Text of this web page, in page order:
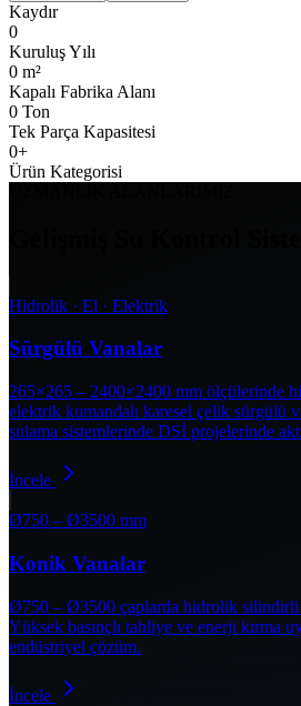
Kaydır
0
Kuruluş Yılı
0 m²
Kapalı Fabrika Alanı
0 Ton
Tek Parça Kapasitesi
0+
Ürün Kategorisi
Hidrolik · El · Elektrik
Sürgülü Vanalar
265×265 – 2400×2400 mm ölçülerinde
elektrik kumandalı karesel çelik sürgülü
sulama sistemlerinde DSİ projelerinde
İncele
Ø750 – Ø3500 mm
Konik Vanalar
Ø750 – Ø3500 çaplarda hidrolik silindirli
Yüksek basınçlı tahliye ve enerji kırma
endüstriyel çözüm.
İncele